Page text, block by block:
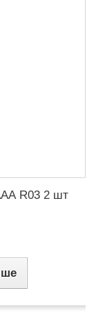
R03 2 шт